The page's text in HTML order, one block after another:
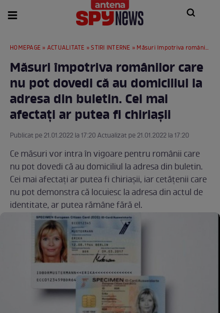
HOMEPAGE » ACTUALITATE »STIRI INTERNE » Măsuri împotriva românilor care nu pot dovedi că au domiciliul la adresa din buletin. Cei mai afectați ar putea fi chiriașii
Măsuri împotriva românilor care
nu pot dovedi că au domiciliul la
adresa din buletin. Cei mai
afectați ar putea fi chiriașii
Publicat pe 21.01.2022 la 17:20 Actualizat pe 21.01.2022 la 17:20
Ce măsuri vor intra în vigoare pentru românii care
nu pot dovedi că au domiciliul la adresa din buletin.
Cei mai afectați ar putea fi chiriașii, iar cetățenii care
nu pot demonstra că locuiesc la adresa din actul de
identitate, ar putea rămâne fără el.